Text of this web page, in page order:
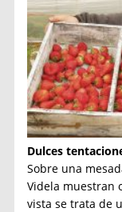
Dulces
Sobre una
Videla muestran
vista se trata de